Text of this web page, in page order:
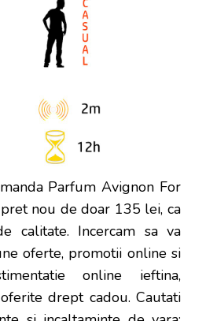
Parfum Avignon For
nou de doar 135 lei, ca
calitate. Incercam sa va
oferte, promotii online si
online ieftina,
drept cadou. Cautati